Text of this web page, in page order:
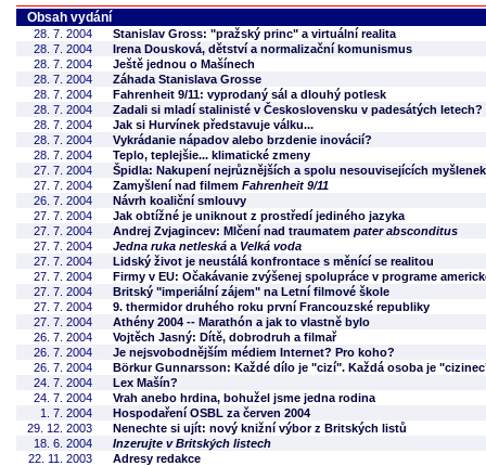
Obsah vydání
28. 7. 2004
Stanislav Gross: "pražský princ" a virtuální realita
28. 7. 2004
Irena Dousková, dětství a normalizační komunismus
28. 7. 2004
Ještě jednou o Mašínech
28. 7. 2004
Záhada Stanislava Grosse
28. 7. 2004
Fahrenheit 9/11: vyprodaný sál a dlouhý potlesk
28. 7. 2004
Zadali si mladí stalinisté v Československu v padesátých letech?
28. 7. 2004
Jak si Hurvínek představuje válku...
28. 7. 2004
Vykrádanie nápadov alebo brzdenie inovácií?
28. 7. 2004
Teplo, teplejšie... klimatické zmeny
27. 7. 2004
Špidla: Nakupení nejrůznějších a spolu nesouvisejících myšlenek
27. 7. 2004
Zamyšlení nad filmem Fahrenheit 9/11
26. 7. 2004
Návrh koaliční smlouvy
27. 7. 2004
Jak obtížné je uniknout z prostředí jediného jazyka
27. 7. 2004
Andrej Zvjagincev: Mlčení nad traumatem pater absconditus
27. 7. 2004
Jedna ruka netleská a Velká voda
27. 7. 2004
Lidský život je neustálá konfrontace s měnící se realitou
27. 7. 2004
Firmy v EU: Očakávanie zvýšenej spolupráce v programe
27. 7. 2004
Britský "imperiální zájem" na Letní filmové škole
27. 7. 2004
9. thermidor druhého roku první Francouzské republiky
27. 7. 2004
Athény 2004 -- Marathón a jak to vlastně bylo
26. 7. 2004
Vojtěch Jasný: Dítě, dobrodruh a filmař
26. 7. 2004
Je nejsvobodnějším médiem Internet? Pro koho?
26. 7. 2004
Börkur Gunnarsson: Každé dílo je "cizí". Každá osoba je
24. 7. 2004
Lex Mašín?
24. 7. 2004
Vrah anebo hrdina, bohužel jsme jedna rodina
1. 7. 2004
Hospodaření OSBL za červen 2004
29. 12. 2003
Nenechte si ujít: nový knižní výbor z Britských listů
18. 6. 2004
Inzerujte v Britských listech
22. 11. 2003
Adresy redakce